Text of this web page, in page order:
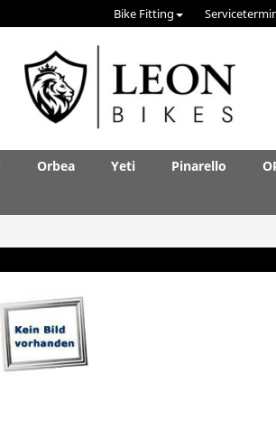
Bike Fitting
Orbea Yeti Pinarello